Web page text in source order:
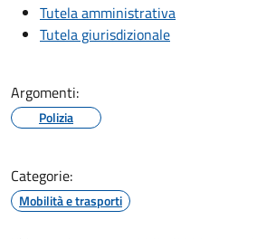
Tutela amministrativa
Tutela giurisdizionale
Argomenti:
Polizia
Categorie:
Mobilità e trasporti